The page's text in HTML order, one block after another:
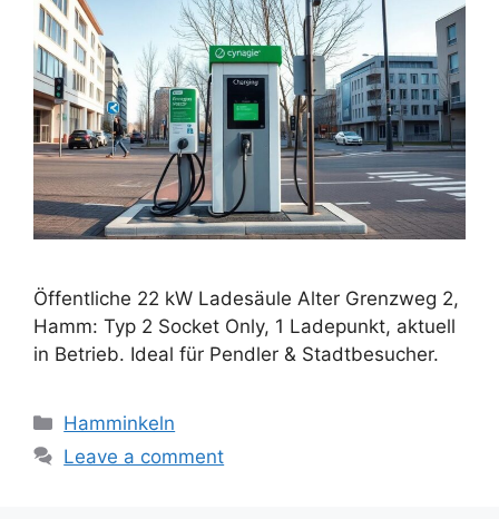
Öffentliche 22 kW Ladesäule Alter Grenzweg 2,
Hamm: Typ 2 Socket Only, 1 Ladepunkt, aktuell
in Betrieb. Ideal für Pendler & Stadtbesucher.
Categories
Hamminkeln
Leave a comment